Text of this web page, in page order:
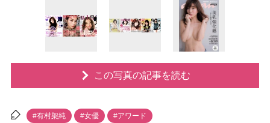
この写真の記事を読む
#有村架純 #女優 #アワード